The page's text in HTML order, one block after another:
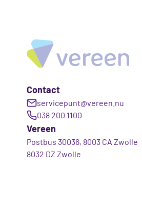
Contact
servicepunt@vereen.nu
038 200 1100
Vereen
Postbus 30036, 8003 CA Zwolle
8032 DZ Zwolle